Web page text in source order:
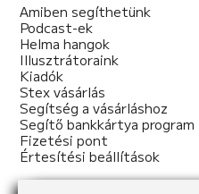
Amiben segíthetünk
Podcast-ek
Helma hangok
Illusztrátoraink
Kiadók
Stex vásárlás
Segítség a vásárláshoz
Segítő bankkártya program
Fizetési pont
Értesítési beállítások